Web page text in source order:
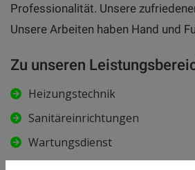
Professionalität. Unsere
Unsere Arbeiten haben Hand und
Zu unseren
Heizungstechnik
Sanitäreinrichtungen
Wartungsdienst